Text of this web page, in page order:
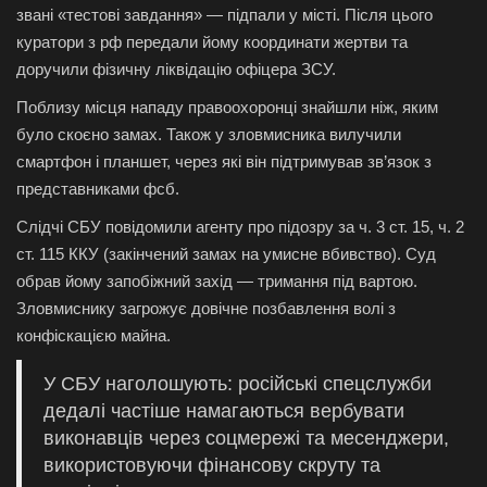
звані «тестові завдання» — підпали у місті. Після цього
куратори з рф передали йому координати жертви та
доручили фізичну ліквідацію офіцера ЗСУ.
Поблизу місця нападу правоохоронці знайшли ніж, яким
було скоєно замах. Також у зловмисника вилучили
смартфон і планшет, через які він підтримував зв’язок з
представниками фсб.
Слідчі СБУ повідомили агенту про підозру за ч. 3 ст. 15, ч. 2
ст. 115 ККУ (закінчений замах на умисне вбивство). Суд
обрав йому запобіжний захід — тримання під вартою.
Зловмиснику загрожує довічне позбавлення волі з
конфіскацією майна.
У СБУ наголошують: російські спецслужби
дедалі частіше намагаються вербувати
виконавців через соцмережі та месенджери,
використовуючи фінансову скруту та